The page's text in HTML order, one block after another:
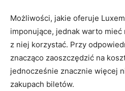
Możliwości,⁢ jakie ⁤oferuje
imponujące, jednak‌ warto mieć
z⁢ niej korzystać. Przy
znacząco‌ zaoszczędzić⁢ na​
jednocześnie‌ znacznie więcej
zakupach‌ biletów.